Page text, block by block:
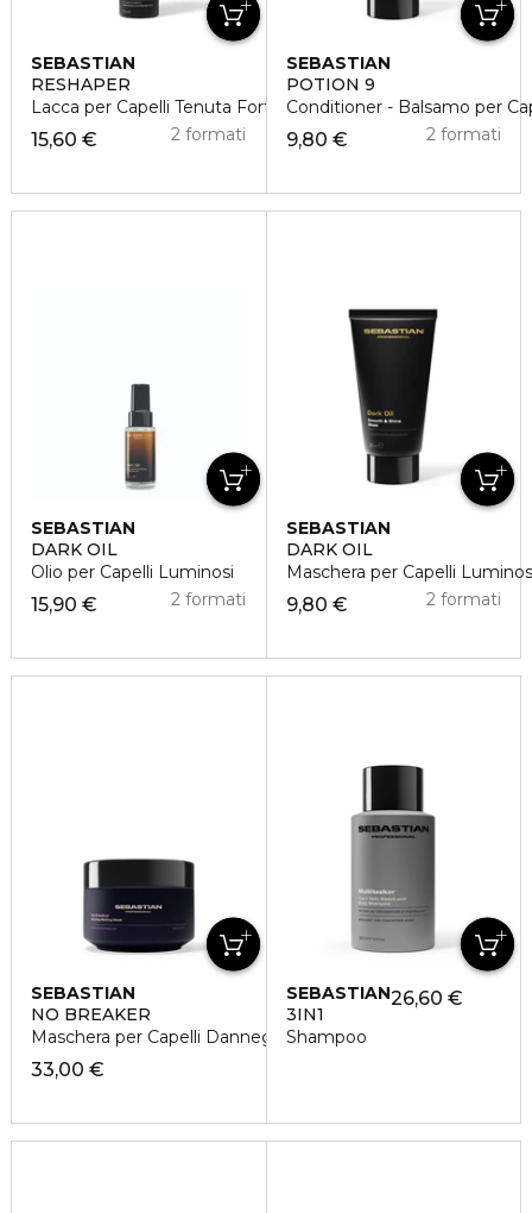
SEBASTIAN
RESHAPER
Lacca per Capelli Tenuta Forte
15,60 € 2 formati
SEBASTIAN
POTION 9
Conditioner - Balsamo per
9,80 € 2 formati
SEBASTIAN
DARK OIL
Olio per Capelli Luminosi
15,90 € 2 formati
SEBASTIAN
DARK OIL
Maschera per Capelli
9,80 € 2 formati
SEBASTIAN
NO BREAKER
Maschera per Capelli Danneggiati
33,00 €
SEBASTIAN
3IN1
Shampoo
26,60 €